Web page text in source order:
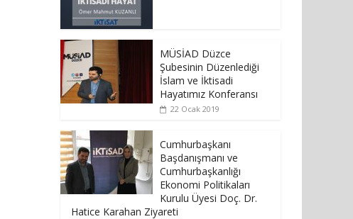
MÜSİAD Düzce
Şubesinin Düzenlediği
İslam ve İktisadi
Hayatımız Konferansı
22 Ocak 2019
Cumhurbaşkanı
Başdanışmanı ve
Cumhurbaşkanlığı
Ekonomi Politikaları
Kurulu Üyesi Doç. Dr.
Hatice Karahan Ziyareti